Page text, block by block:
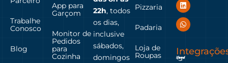
Trabalhe
Conosco
Blog
App para
Garçom
Monitor de
Pedidos
para
Cozinha
22h, todos
os dias,
inclusive
sábados,
domingos
Pizzaria
Padaria
Loja de
Roupas